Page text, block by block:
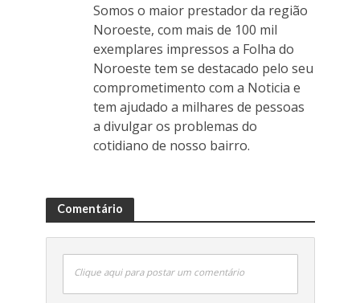
Somos o maior prestador da região
Noroeste, com mais de 100 mil
exemplares impressos a Folha do
Noroeste tem se destacado pelo seu
comprometimento com a Noticia e
tem ajudado a milhares de pessoas
a divulgar os problemas do
cotidiano de nosso bairro.
Comentário
Clique aqui para postar um comentário